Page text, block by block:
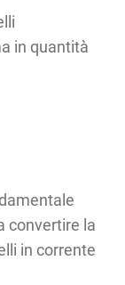
in quantità
convertire la
in corrente